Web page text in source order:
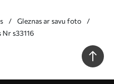
Gleznas ar savu foto
s33116